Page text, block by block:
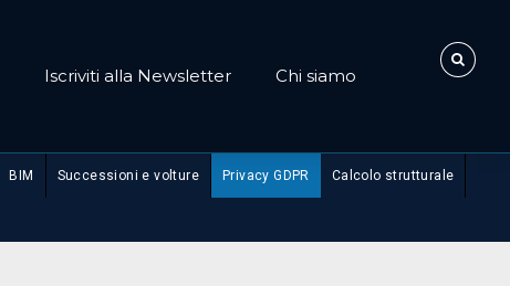
Iscriviti alla Newsletter Chi siamo
BIM Successioni e volture Privacy GDPR Calcolo strutturale